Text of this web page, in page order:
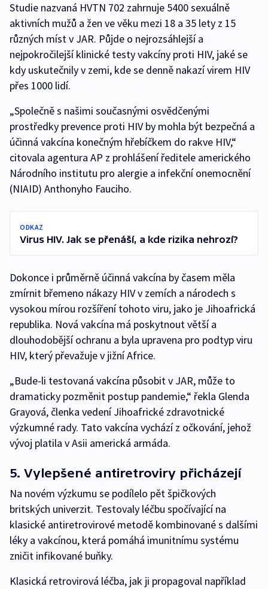
Studie nazvaná HVTN 702 zahrnuje 5400 sexuálně
aktivních mužů a žen ve věku mezi 18 a 35 lety z 15
různých míst v JAR. Půjde o nejrozsáhlejší a
nejpokročilejší klinické testy vakcíny proti HIV, jaké se
kdy uskutečnily v zemi, kde se denně nakazí virem HIV
přes 1000 lidí.
„Společně s našimi současnými osvědčenými
prostředky prevence proti HIV by mohla být bezpečná a
účinná vakcína konečným hřebíčkem do rakve HIV,“
citovala agentura AP z prohlášení ředitele amerického
Národního institutu pro alergie a infekční onemocnění
(NIAID) Anthonyho Fauciho.
ODKAZ
Virus HIV. Jak se přenáší, a kde rizika nehrozí?
Dokonce i průměrně účinná vakcína by časem měla
zmírnit břemeno nákazy HIV v zemích a národech s
vysokou mírou rozšíření tohoto viru, jako je Jihoafrická
republika. Nová vakcína má poskytnout větší a
dlouhodobější ochranu a byla upravena pro podtyp viru
HIV, který převažuje v jižní Africe.
„Bude-li testovaná vakcína působit v JAR, může to
dramaticky pozměnit postup pandemie,“ řekla Glenda
Grayová, členka vedení Jihoafrické zdravotnické
výzkumné rady. Tato vakcína vychází z očkování, jehož
vývoj platila v Asii americká armáda.
5. Vylepšené antiretroviry přicházejí
Na novém výzkumu se podílelo pět špičkových
britských univerzit. Testovaly léčbu spočívající na
klasické antiretrovirové metodě kombinované s dalšími
léky a vakcínou, která pomáhá imunitnímu systému
zničit infikované buňky.
Klasická retrovirová léčba, jak ji propagoval například